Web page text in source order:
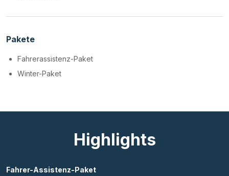
Pakete
Fahrerassistenz-Paket
Winter-Paket
Highlights
Fahrer-Assistenz-Paket